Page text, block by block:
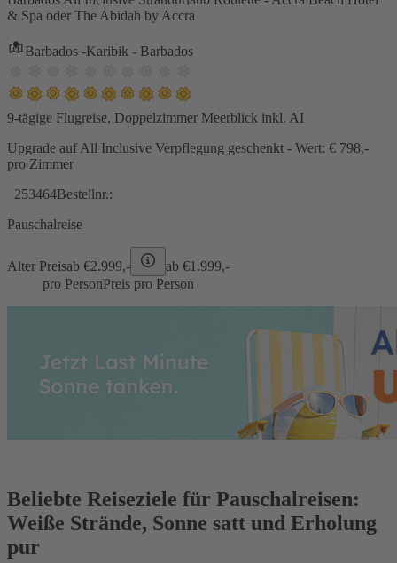
& Spa oder The Abidah by Accra
Barbados -Karibik - Barbados
9-tägige Flugreise, Doppelzimmer Meerblick inkl. AI
Upgrade auf All Inclusive Verpflegung geschenkt - Wert: € 798,-
pro Zimmer
253464Bestellnr.:
Pauschalreise
Alter Preisab €2.999,- ab €1.999,-
pro PersonPreis pro Person
Beliebte Reiseziele für Pauschalreisen:
Weiße Strände, Sonne satt und Erholung
pur